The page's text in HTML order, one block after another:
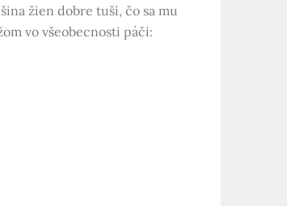
žien dobre tuší, čo sa mu
vo všeobecnosti páči: